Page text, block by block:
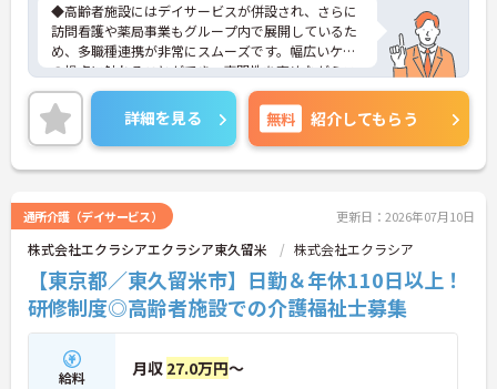
◆高齢者施設にはデイサービスが併設され、さらに
訪問看護や薬局事業もグループ内で展開しているた
め、多職種連携が非常にスムーズです。幅広いケア
の視点に触れることができ、専門性を高めながらス
キルアップできる土壌があります。
◆「学びたい」という意欲を全力で応援する職場で
す。資格取得支援制度を利用すれば、介護職員初任
者研修や実務者研修などの費用を会社負担で取得可
能です。資格を取得するごとにしっかりと給与に反
◆施設ごとの課題を話し合う「スタッフミーティン
グ」や、利用者様へのケアを考える「ケースカンフ
ァレンス」を実施しています。新人・ベテランに関
係なく意見交換を行い、みんなで解決策を考えるフ
ラットな関係性です。また、虐待防止研修などを通
じて「良いケア・悪いケア」の線引きを明確にし、
職員全員が安心して働ける、誇りを持てる職場環境
づくりに取り組んでいます。
詳細を見る 無料 紹介してもらう
通所介護（デイサービス） 更新日：2026年07月10日
株式会社エクラシアエクラシア東久留米 株式会社エクラシア
【東京都／東久留米市】日勤＆年休110日以上！
研修制度◎高齢者施設での介護福祉士募集
給料 月収 27.0万円～